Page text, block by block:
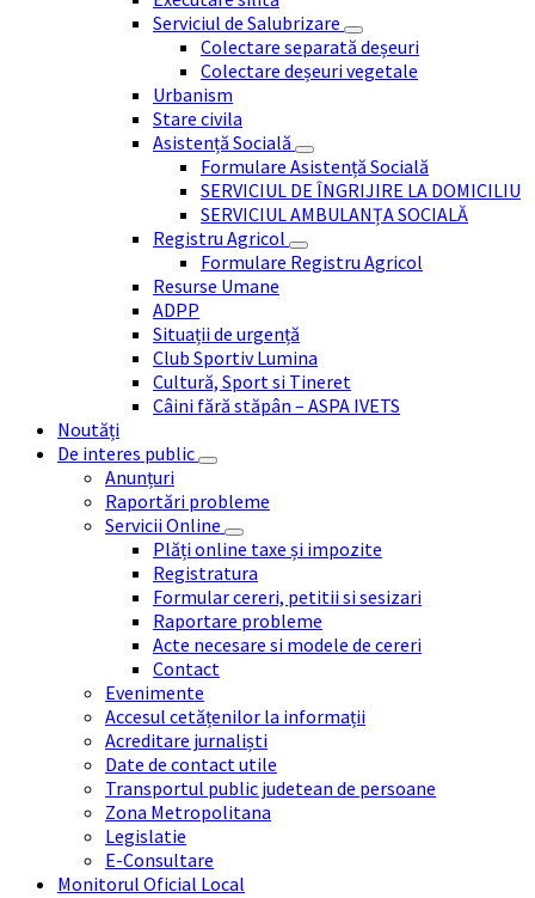
Serviciul de Salubrizare
Colectare separată deșeuri
Colectare deșeuri vegetale
Urbanism
Stare civila
Asistență Socială
Formulare Asistență Socială
SERVICIUL DE ÎNGRIJIRE LA DOMICILIU
SERVICIUL AMBULANȚA SOCIALĂ
Registru Agricol
Formulare Registru Agricol
Resurse Umane
ADPP
Situații de urgență
Club Sportiv Lumina
Cultură, Sport si Tineret
Câini fără stăpân – ASPA IVETS
Noutăți
De interes public
Anunțuri
Raportări probleme
Servicii Online
Plăți online taxe și impozite
Registratura
Formular cereri, petitii si sesizari
Raportare probleme
Acte necesare si modele de cereri
Contact
Evenimente
Accesul cetățenilor la informații
Acreditare jurnaliști
Date de contact utile
Transportul public judetean de persoane
Zona Metropolitana
Legislatie
E-Consultare
Monitorul Oficial Local